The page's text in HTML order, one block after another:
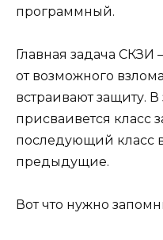
программный.
Главная задача
от возможного
встраивают защиту.
присваивется класс
последующий класс
предыдущие.
Вот что нужно